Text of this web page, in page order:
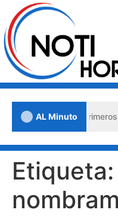
AL Minuto
impulsa los «Primeros
Etiqueta: